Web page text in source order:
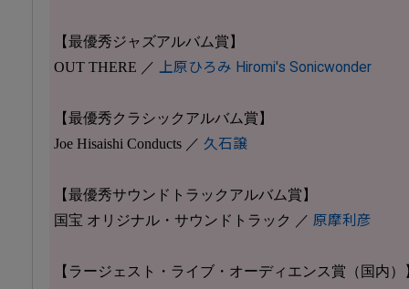
【最優秀ジャズアルバム賞】
OUT THERE ／ 上原ひろみ Hiromi's Sonicwonder
【最優秀クラシックアルバム賞】
Joe Hisaishi Conducts ／ 久石譲
【最優秀サウンドトラックアルバム賞】
国宝 オリジナル・サウンドトラック ／ 原摩利彦
【ラージェスト・ライブ・オーディエンス賞（国内）